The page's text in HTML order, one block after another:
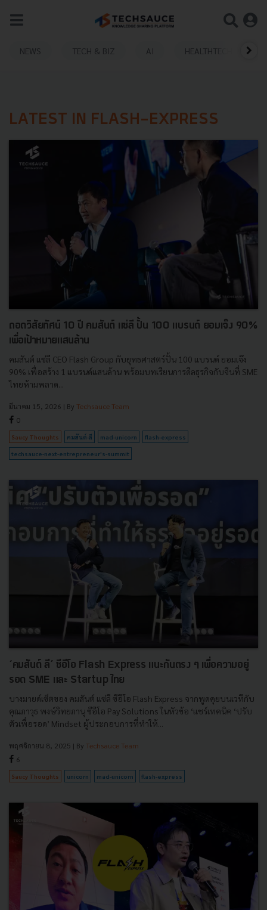
NEWS TECH & BIZ AI HEALTHTECH
LATEST IN FLASH-EXPRESS
ถอดวิสัยทัศน์ 10 ปี คมสันต์ แซ่ลี ปั้น 100 แบรนด์ ยอมเจ๊ง 90%
เพื่อเป้าหมายแสนล้าน
คมสันต์ แซ่ลี CEO Flash Group กับยุทธศาสตร์ปั้น 100 แบรนด์ ยอมเจ๊ง
90% เพื่อสร้าง 1 แบรนด์แสนล้าน พร้อมบทเรียนการดีลธุรกิจกับจีนที่ SME
ไทยห้ามพลาด...
มีนาคม 15, 2026 | By Techsauce Team
0
Saucy Thoughts คมสันต์-ลี mad-unicorn flash-express
techsauce-next-entrepreneur's-summit
‘คมสันต์ ลี’ ซีอีโอ Flash Express แนะกันตรง ๆ เพื่อความอยู่
รอด SME และ Startup ไทย
บางมายด์เซ็ตของ คมสันต์ แซ่ลี ซีอีโอ Flash Express จากพูดคุยบนเวทีกับ
คุณภาวุธ พงษ์วิทยภานุ ซีอีโอ Pay Solutions ในหัวข้อ ‘แชร์เทคนิค ‘ปรับ
ตัวเพื่อรอด’ Mindset ผู้ประกอบการที่ทำให้...
พฤศจิกายน 8, 2025 | By Techsauce Team
6
Saucy Thoughts unicorn mad-unicorn flash-express